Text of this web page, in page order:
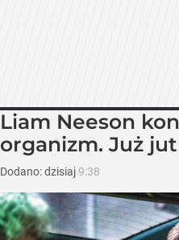
Liam Neeson
organizm. Już
Dodano:dzisiaj 9:38